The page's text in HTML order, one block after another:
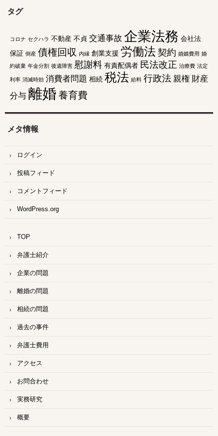
タグ
コロナ セクハラ 不動産 不貞 交通事故 企業法務 会社法
保証 倒産 債権回収 内縁 創業支援 労働法契約 婚姻費用 婚
約破棄 年金分割 後遺障害 慰謝料 有責配偶者 民法改正 治療費 法定
利率 消滅時効 消費者問題 相続 税法 給料 行政法 親権 財産
分与 離婚 養育費
メタ情報
ログイン
投稿フィード
コメントフィード
WordPress.org
TOP
弁護士紹介
企業の問題
離婚の問題
相続の問題
過去の事件
弁護士費用
アクセス
お問合わせ
実務研究
概要